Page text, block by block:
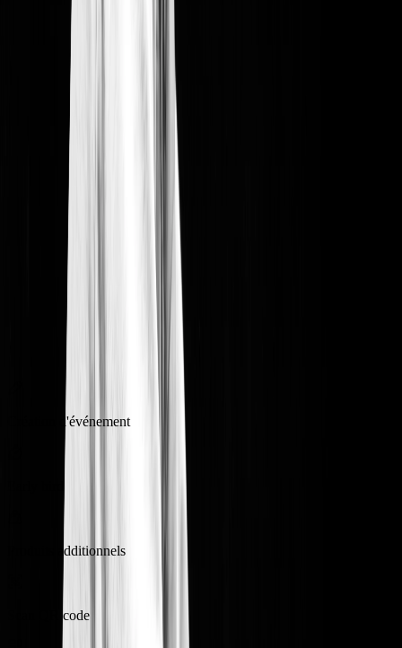
Ce qu'en disent nos organisateurs
La plate-forme est claire, user-friendly et utile, autant
pour valoriser nos événements que pour gérer le flux
transactionnel. Et, surtout, j'y ressens toute l'énergie
d'une jeune équipe dédiée qui entretient davantage une
posture de partenaire et pas simplement de fournisseur.
C'est du Belge en plein : convivial, créatif et efficace.
Christophe Koninckx
Tout ce qu'il faut pour votre événement
Création d'événement
Produits additionnels
Scan QR code